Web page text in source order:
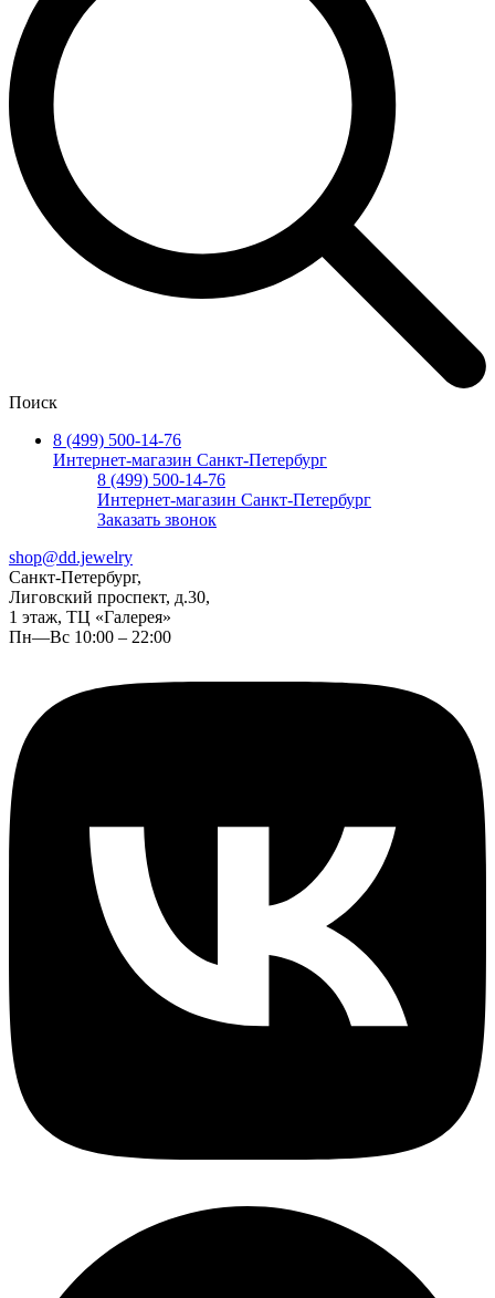
Поиск
8 (499) 500-14-76
Интернет-магазин Санкт-Петербург
8 (499) 500-14-76
Интернет-магазин Санкт-Петербург
Заказать звонок
shop@dd.jewelry
Санкт-Петербург,
Лиговский проспект, д.30,
1 этаж, ТЦ «Галерея»
Пн—Вс 10:00 – 22:00